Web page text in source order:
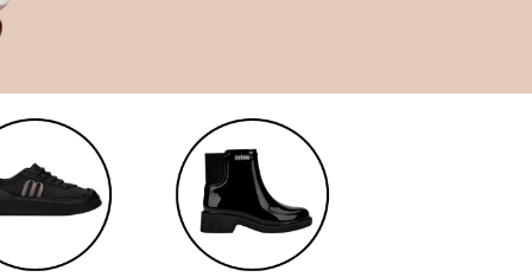
VANS ULTRARANGE